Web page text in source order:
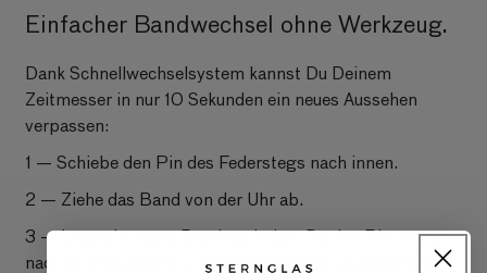
Einfacher Bandwechsel ohne Werkzeug.
Dank Schnellwechselsystem kannst Du Deinem
Zeitmesser in nur 10 Sekunden ein neues Aussehen
verpassen:
1 — Schiebe den Pin des Federstegs nach innen.
2 — Ziehe das Band von der Uhr ab.
3 — Lege ein neues Band an, indem Du den Pin erneut
nach innen schiebst und den Federsteg nacheinander in